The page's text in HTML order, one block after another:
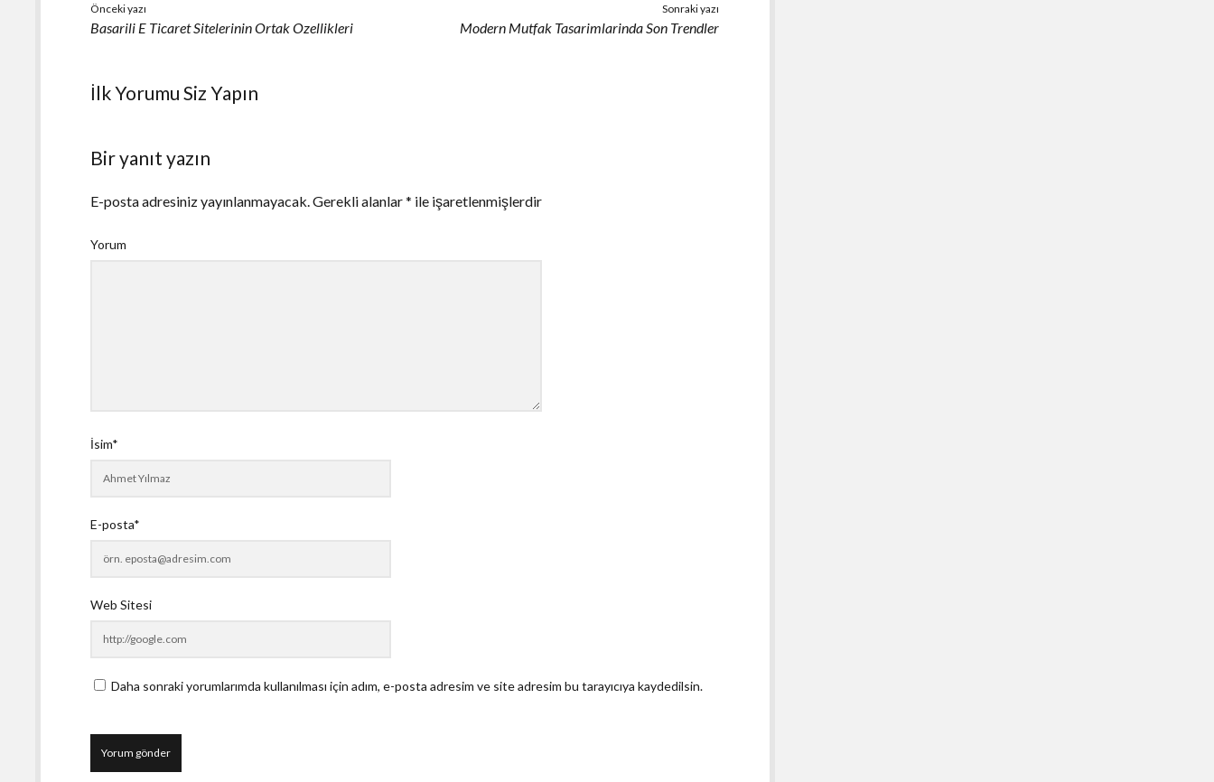
Önceki yazı
Basarili E Ticaret Sitelerinin Ortak Ozellikleri
Sonraki yazı
Modern Mutfak Tasarimlarinda Son Trendler
İlk Yorumu Siz Yapın
Bir yanıt yazın
E-posta adresiniz yayınlanmayacak.Gerekli alanlar* ile işaretlenmişlerdir
Yorum
İsim*
E-posta*
Web Sitesi
Daha sonraki yorumlarımda kullanılması için adım, e-posta adresim ve site adresim bu tarayıcıya kaydedilsin.